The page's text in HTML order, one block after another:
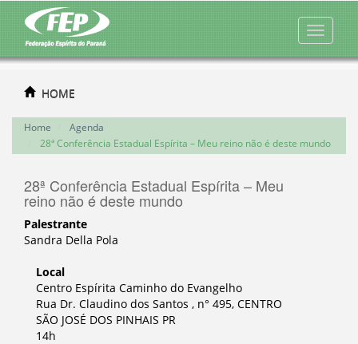
HOME
Home
Agenda
28ª Conferência Estadual Espírita – Meu reino não é deste mundo
28ª Conferência Estadual Espírita – Meu
reino não é deste mundo
Palestrante
Sandra Della Pola
Local
Centro Espírita Caminho do Evangelho
Rua Dr. Claudino dos Santos , n° 495, CENTRO
SÃO JOSÉ DOS PINHAIS PR
14h